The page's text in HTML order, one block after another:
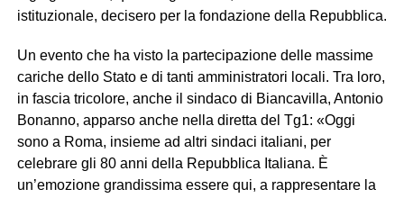
istituzionale, decisero per la fondazione della Repubblica.
Un evento che ha visto la partecipazione delle massime
cariche dello Stato e di tanti amministratori locali. Tra loro,
in fascia tricolore, anche il sindaco di Biancavilla, Antonio
Bonanno, apparso anche nella diretta del Tg1: «Oggi
sono a Roma, insieme ad altri sindaci italiani, per
celebrare gli 80 anni della Repubblica Italiana. È
un’emozione grandissima essere qui, a rappresentare la